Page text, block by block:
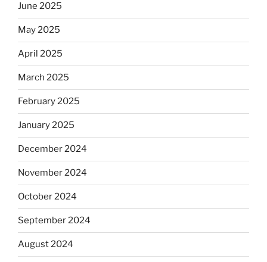
June 2025
May 2025
April 2025
March 2025
February 2025
January 2025
December 2024
November 2024
October 2024
September 2024
August 2024